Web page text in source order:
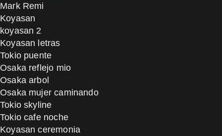
Mark Remi
Koyasan
koyasan 2
Koyasan letras
Tokio puente
Osaka reflejo mio
Osaka arbol
Osaka mujer caminando
Tokio skyline
Tokio cafe noche
Koyasan ceremonia